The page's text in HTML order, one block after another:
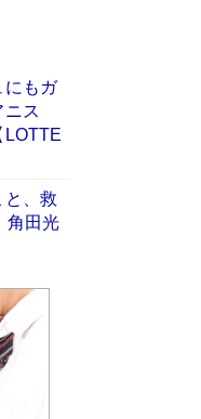
時代」
った作
を明か
表作が
を独
が抱き
たくな
編） #
にもガ
ニス
と、救
角田光